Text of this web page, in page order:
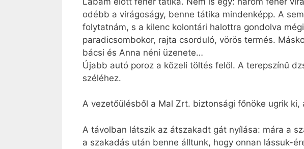
odébb a virágoságy, benne tátika mindenképp. A
folytatnám, s a kilenc kolontári halottra gondolva
paradicsombokor, rajta csorduló, vörös termés.
bácsi és Anna néni üzenete…
Újabb autó poroz a közeli töltés felől. A terepszínű
széléhez.
A vezetőülésből a Mal Zrt. biztonsági főnöke ugrik ki,
A távolban látszik az átszakadt gát nyílása: mára a
a szakadás után benne álltunk, hogy onnan lássuk-